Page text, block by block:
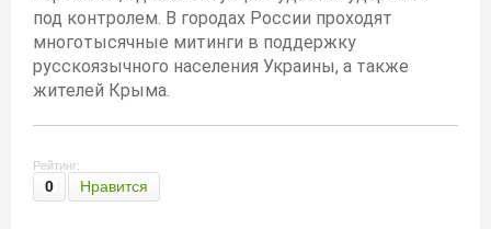
под контролем. В городах России проходят
многотысячные митинги в поддержку
русскоязычного населения Украины, а также
жителей Крыма.
Рейтинг:
0 Нравится